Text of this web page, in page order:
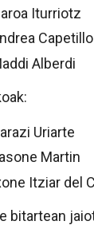
Iturriotz
Capetillo
Alberdi
Uriarte
Martin
Itziar del
bitartean